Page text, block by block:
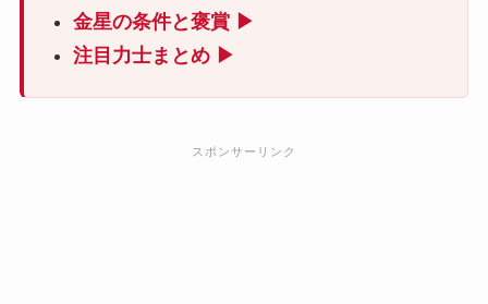
金星の条件と褒賞 ▶
注目力士まとめ ▶
スポンサーリンク